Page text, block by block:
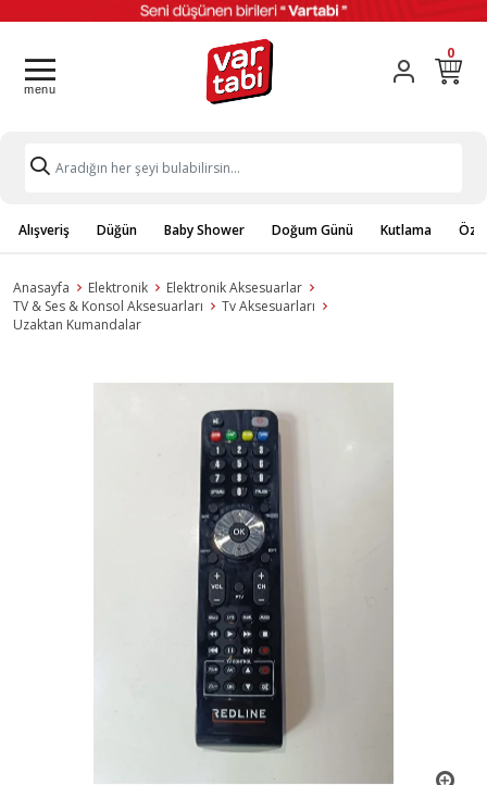
0
Alışveriş Düğün Baby Shower Doğum Günü Kutlama
Anasayfa Elektronik
Elektronik Aksesuarlar
TV & Ses & Konsol Aksesuarları
Tv Aksesuarları
Uzaktan Kumandalar